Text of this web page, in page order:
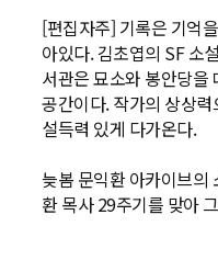
[편집자주] 기록은 기억
아있다. 김초엽의 SF 소
서관은 묘소와 봉안당을
공간이다. 작가의 상상
설득력 있게 다가온다.
늦봄 문익환 아카이브의
환 목사 29주기를 맞아